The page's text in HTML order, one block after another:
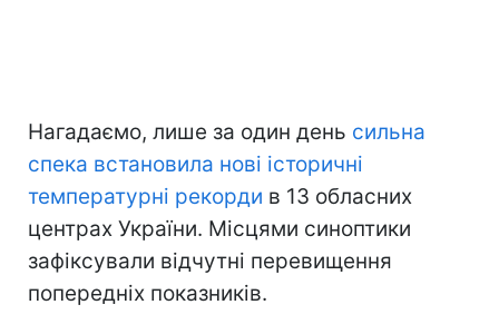
Нагадаємо, лише за один день сильна
спека встановила нові історичні
температурні рекорди в 13 обласних
центрах України. Місцями синоптики
зафіксували відчутні перевищення
попередніх показників.